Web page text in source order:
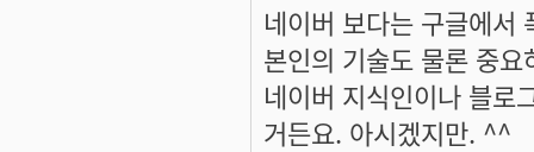
네이버 보다는 구글에서
본인의 기술도 물론 중
네이버 지식인이나 블로
거든요. 아시겠지만. ^^